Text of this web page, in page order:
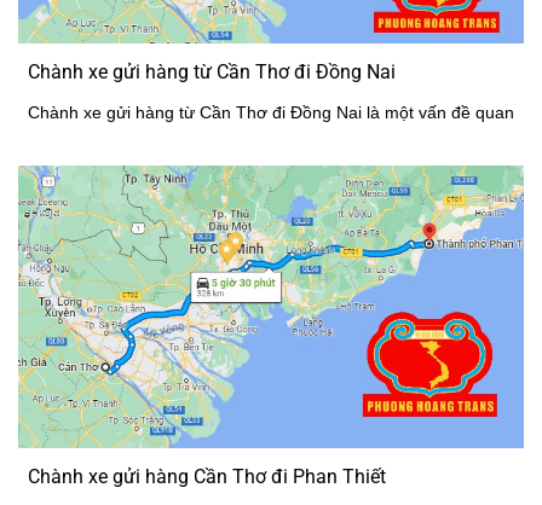
Chành xe gửi hàng từ Cần Thơ đi Đồng Nai
Chành xe gửi hàng từ Cần Thơ đi Đồng Nai là một vấn đề quan
Chành xe gửi hàng Cần Thơ đi Phan Thiết